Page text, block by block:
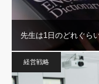
先生は1日のどれぐら
経営戦略